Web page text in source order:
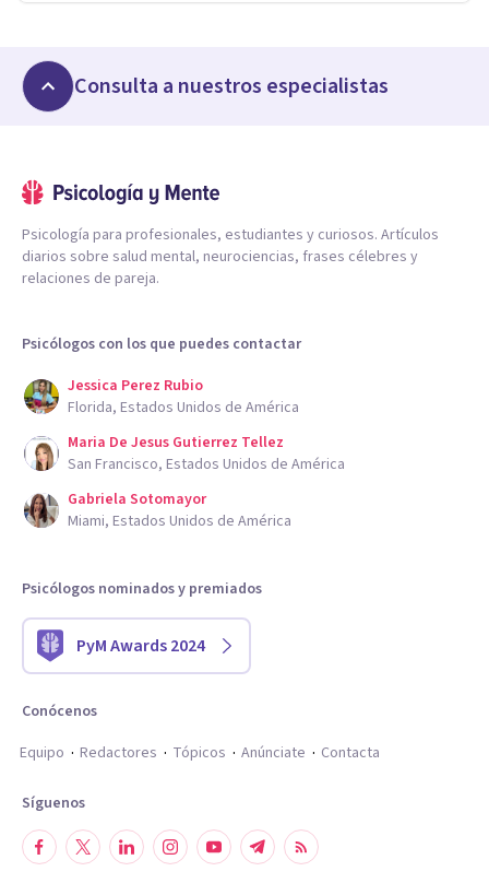
Consulta a nuestros especialistas
Psicología para profesionales, estudiantes y curiosos. Artículos
diarios sobre salud mental, neurociencias, frases célebres y
relaciones de pareja.
Psicólogos con los que puedes contactar
Jessica Perez Rubio
Florida, Estados Unidos de América
Maria De Jesus Gutierrez Tellez
San Francisco, Estados Unidos de América
Gabriela Sotomayor
Miami, Estados Unidos de América
Psicólogos nominados y premiados
PyM Awards 2024
Conócenos
Equipo
Redactores Tópicos Anúnciate Contacta
Síguenos